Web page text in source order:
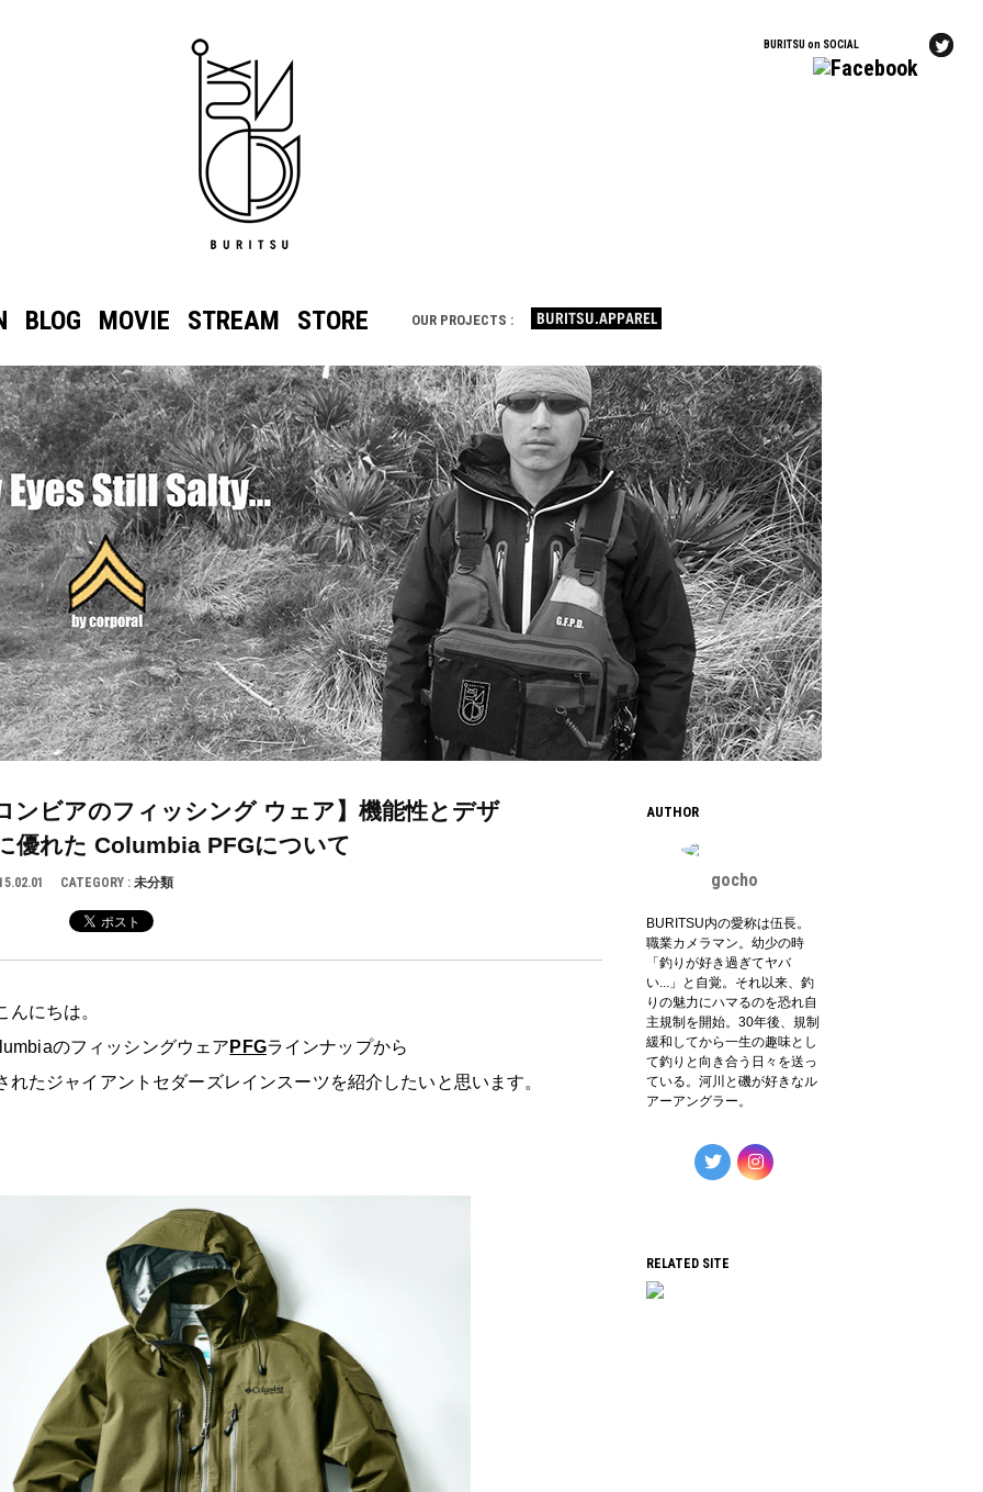
BURITSU on SOCIAL
BLOG MOVIE STREAM STORE OUR PROJECTS :
AUTHOR
gocho
BURITSU内の愛称は伍長。
職業カメラマン。幼少の時
「釣りが好き過ぎてヤバ
い...」と自覚。それ以来、釣
りの魅力にハマるのを恐れ自
主規制を開始。30年後、規制
緩和してから一生の趣味とし
て釣りと向き合う日々を送っ
ている。河川と磯が好きなル
アーアングラー。
RELATED SITE
ンビアのフィッシング ウェア】機能性とデザ
優れた Columbia PFGについて
CATEGORY : 未分類
んにちは。
のフィッシングウェア PFGラインナップから
れたジャイアントセダーズレインスーツを紹介したいと思います。